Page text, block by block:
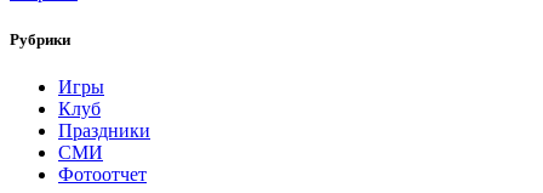
Рубрики
Игры
Клуб
Праздники
СМИ
Фотоотчет